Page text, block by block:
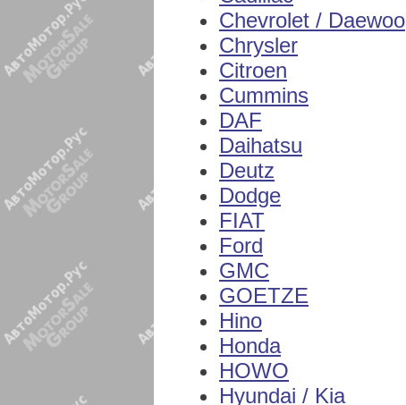
Chevrolet / Daewoo
Chrysler
Citroen
Cummins
DAF
Daihatsu
Deutz
Dodge
FIAT
Ford
GMC
GOETZE
Hino
Honda
HOWO
Hyundai / Kia